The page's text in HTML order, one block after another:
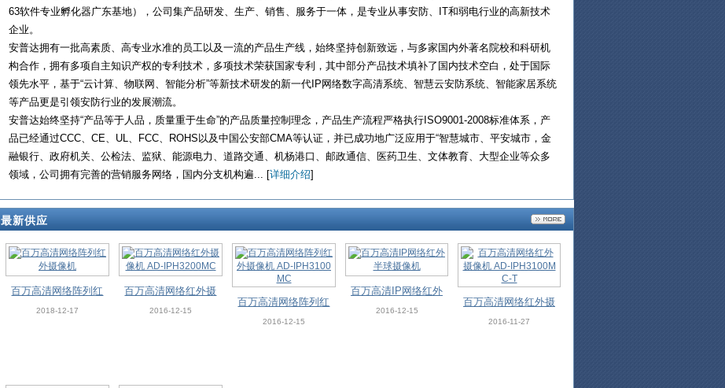
63软件专业孵化器广东基地），公司集产品研发、生产、销售、服务于一体，是专业从事安防、IT和弱电行业的高新技术
企业。
安普达拥有一批高素质、高专业水准的员工以及一流的产品生产线，始终坚持创新致远，与多家国内外著名院校和科研机
构合作，拥有多项自主知识产权的专利技术，多项技术荣获国家专利，其中部分产品技术填补了国内技术空白，处于国际
领先水平，基于“云计算、物联网、智能分析”等新技术研发的新一代IP网络数字高清系统、智慧云安防系统、智能家居系统
等产品更是引领安防行业的发展潮流。
安普达始终坚持“产品等于人品，质量重于生命”的产品质量控制理念，产品生产流程严格执行ISO9001-2008标准体系，产
品已经通过CCC、CE、UL、FCC、ROHS以及中国公安部CMA等认证，并已成功地广泛应用于“智慧城市、平安城市，金
融银行、政府机关、公检法、监狱、能源电力、道路交通、机杨港口、邮政通信、医药卫生、文体教育、大型企业等众多
领域，公司拥有完善的营销服务网络，国内分支机构遍... [详细介绍]
最新供应
百万高清网络阵列红
外摄像机
2018-12-17
百万高清网络红外摄
像机 AD-IPH3200M
2016-12-15
百万高清网络阵列红
外摄像机 AD-IPH31
2016-12-15
百万高清IP网络红外
半球摄像机
2016-12-15
百万高清网络红外摄
像机 AD-IPH3100M
2016-11-27